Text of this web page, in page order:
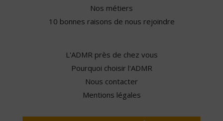
Nos métiers
10 bonnes raisons de nous rejoindre
L'ADMR près de chez vous
Pourquoi choisir l'ADMR
Nous contacter
Mentions légales